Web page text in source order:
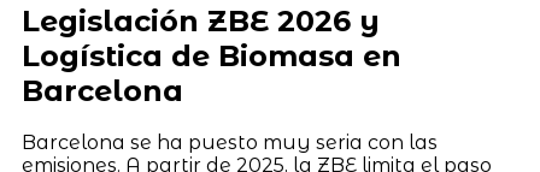
Legislación ZBE 2026 y
Logística de Biomasa en
Barcelona
Barcelona se ha puesto muy seria con las
emisiones. A partir de 2025, la ZBE limita el paso